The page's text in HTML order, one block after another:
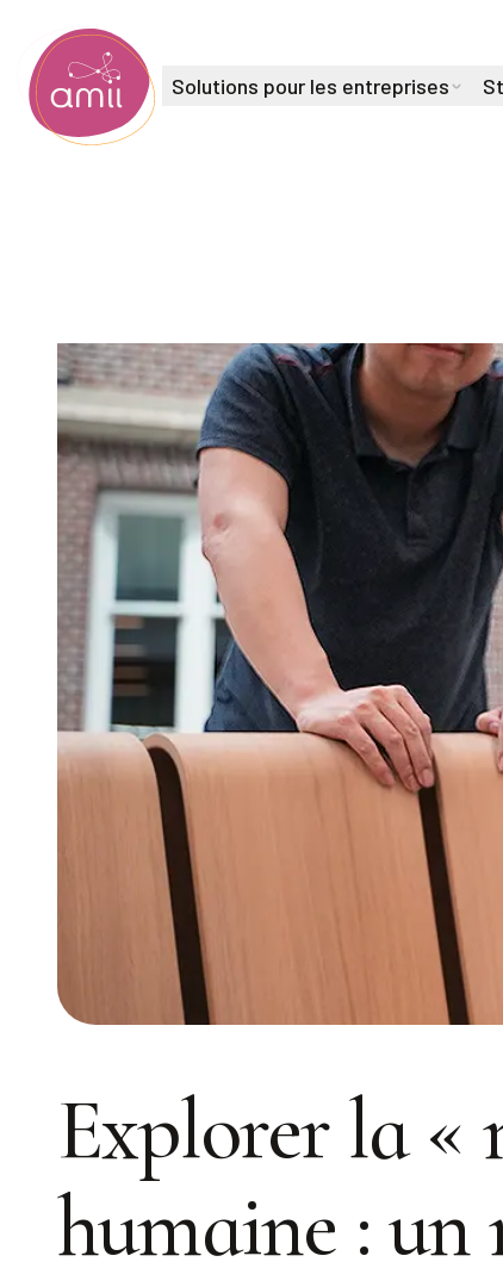
Institut de l'intelligence artificielle de l'Alberta
Solutions pour les entreprises
Explorer la «
humaine :